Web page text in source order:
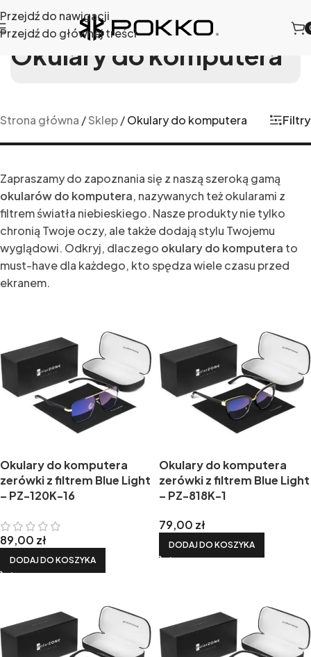
Przejdź do nawigacji
Przejdź do głównej treści
Okulary do komputera
Strona główna /Sklep/Okulary do komputera Filtry
Zapraszamy do zapoznania się z naszą szeroką gamą
okularów do komputera, nazywanych też okularami z
filtrem światła niebieskiego. Nasze produkty nie tylko
chronią Twoje oczy, ale także dodają stylu Twojemu
wyglądowi. Odkryj, dlaczego okulary do komputera to
must-have dla każdego, kto spędza wiele czasu przed
ekranem.
Okulary do komputera
zerówki z filtrem Blue Light
– PZ-120K-16
89,00 zł
DODAJ DO KOSZYKA
Okulary do komputera
zerówki z filtrem Blue Light
– PZ-818K-1
79,00 zł
DODAJ DO KOSZYKA